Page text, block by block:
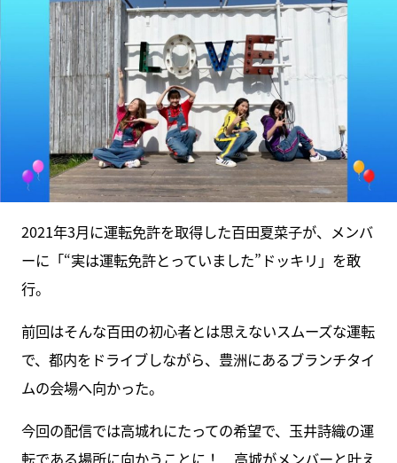
2021年3月に運転免許を取得した百田夏菜子が、メンバ
ーに「“実は運転免許とっていました”ドッキリ」を敢
行。
前回はそんな百田の初心者とは思えないスムーズな運転
で、都内をドライブしながら、豊洲にあるブランチタイ
ムの会場へ向かった。
今回の配信では高城れにたっての希望で、玉井詩織の運
転である場所に向かうことに！ 高城がメンバーと叶え